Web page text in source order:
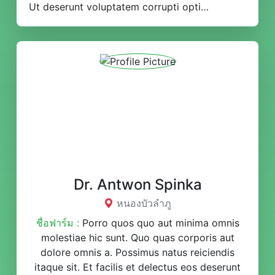
Ut deserunt voluptatem corrupti optio repudiandae animi. Laboriosam voluptatem tempore itaque quia nulla. Odio vel earum voluptatum sed consequatur.
Dr. Antwon Spinka
หนองบัวลำภู
ชื่อฟาร์ม :Porro quos quo aut minima omnis
molestiae hic sunt. Quo quas corporis aut
dolore omnis a. Possimus natus reiciendis
itaque sit. Et facilis et delectus eos deserunt